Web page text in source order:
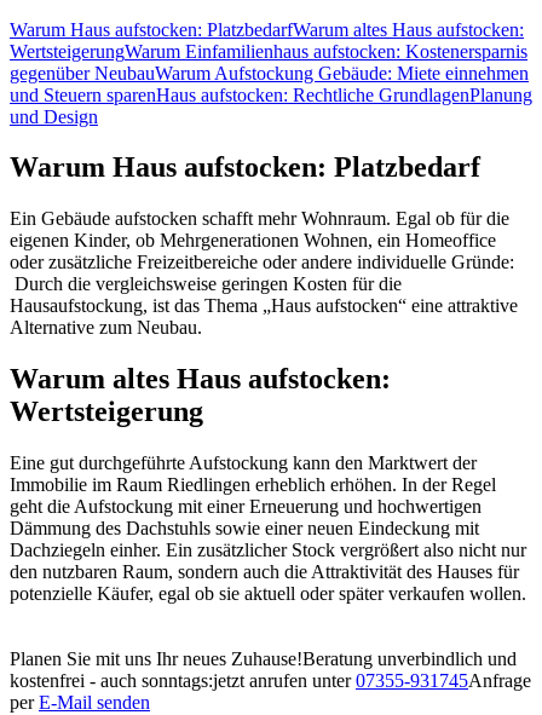
Warum Haus aufstocken: PlatzbedarfWarum altes Haus aufstocken:
WertsteigerungWarum Einfamilienhaus aufstocken: Kostenersparnis
gegenüber NeubauWarum Aufstockung Gebäude: Miete einnehmen
und Steuern sparenHaus aufstocken: Rechtliche GrundlagenPlanung
und Design
Warum Haus aufstocken: Platzbedarf
Ein Gebäude aufstocken schafft mehr Wohnraum. Egal ob für die
eigenen Kinder, ob Mehrgenerationen Wohnen, ein Homeoffice
oder zusätzliche Freizeitbereiche oder andere individuelle Gründe:
Durch die vergleichsweise geringen Kosten für die
Hausaufstockung, ist das Thema „Haus aufstocken“ eine attraktive
Alternative zum Neubau.
Warum altes Haus aufstocken:
Wertsteigerung
Eine gut durchgeführte Aufstockung kann den Marktwert der
Immobilie im Raum Riedlingen erheblich erhöhen. In der Regel
geht die Aufstockung mit einer Erneuerung und hochwertigen
Dämmung des Dachstuhls sowie einer neuen Eindeckung mit
Dachziegeln einher. Ein zusätzlicher Stock vergrößert also nicht nur
den nutzbaren Raum, sondern auch die Attraktivität des Hauses für
potenzielle Käufer, egal ob sie aktuell oder später verkaufen wollen.
Planen Sie mit uns Ihr neues Zuhause!Beratung unverbindlich und
kostenfrei - auch sonntags:jetzt anrufen unter07355-931745Anfrage
perE-Mail senden